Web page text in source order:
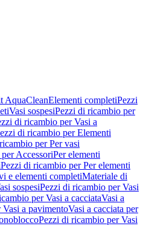
AquaCleanElementi completiPezzi
Vasi sospesiPezzi di ricambio per
di ricambio per Vasi a
di ricambio per Elementi
per Per vasi
AccessoriPer elementi
Pezzi di ricambio per Per elementi
e elementi completiMateriale di
sospesiPezzi di ricambio per Vasi
per Vasi a cacciataVasi a
a pavimentoVasi a cacciata per
Pezzi di ricambio per Vasi